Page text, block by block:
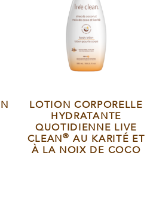
LOTION CORPORELLE
HYDRATANTE
QUOTIDIENNE LIVE
CLEAN® AU KARITÉ ET
À LA NOIX DE COCO